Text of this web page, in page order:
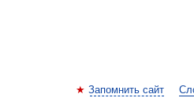
Запомнить сайт